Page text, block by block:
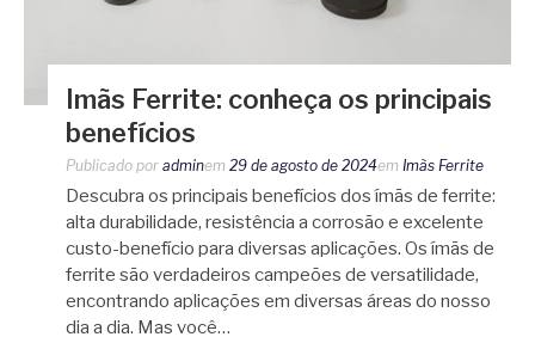
Imãs Ferrite: conheça os principais
benefícios
Publicado por adminem 29 de agosto de 2024em Imãs Ferrite
Descubra os principais benefícios dos ímãs de ferrite:
alta durabilidade, resistência a corrosão e excelente
custo-benefício para diversas aplicações. Os ímãs de
ferrite são verdadeiros campeões de versatilidade,
encontrando aplicações em diversas áreas do nosso
dia a dia. Mas você…